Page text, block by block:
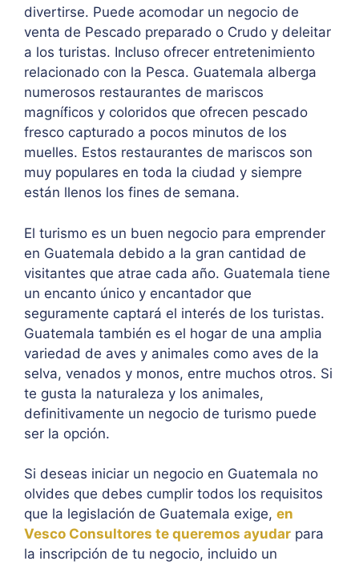
divertirse. Puede acomodar un negocio de
venta de Pescado preparado o Crudo y deleitar
a los turistas. Incluso ofrecer entretenimiento
relacionado con la Pesca. Guatemala alberga
numerosos restaurantes de mariscos
magníficos y coloridos que ofrecen pescado
fresco capturado a pocos minutos de los
muelles. Estos restaurantes de mariscos son
muy populares en toda la ciudad y siempre
están llenos los fines de semana.
El turismo es un buen negocio para emprender
en Guatemala debido a la gran cantidad de
visitantes que atrae cada año. Guatemala tiene
un encanto único y encantador que
seguramente captará el interés de los turistas.
Guatemala también es el hogar de una amplia
variedad de aves y animales como aves de la
selva, venados y monos, entre muchos otros. Si
te gusta la naturaleza y los animales,
definitivamente un negocio de turismo puede
ser la opción.
Si deseas iniciar un negocio en Guatemala no
olvides que debes cumplir todos los requisitos
que la legislación de Guatemala exige, en
Vesco Consultores te queremos ayudar para
la inscripción de tu negocio, incluido un